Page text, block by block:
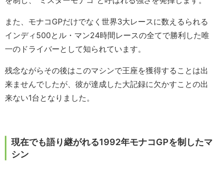
また、モナコGPだけでなく世界3大レースに数えるられる
インディ500とル・マン24時間レースの全てで勝利した唯
一のドライバーとして知られています。
残念ながらその後はこのマシンで王座を獲得することは出
来ませんでしたが、彼が達成した大記録に欠かすことの出
来ない1台となりました。
現在でも語り継がれる1992年モナコGPを制したマ
シン